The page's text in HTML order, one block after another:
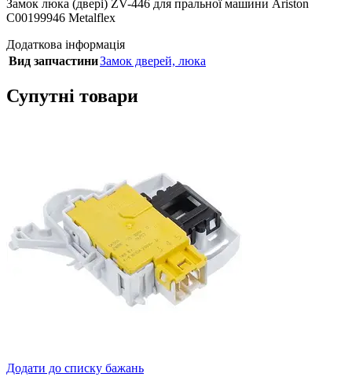
Замок люка (двері) ZV-446 для пральної машини Ariston
C00199946 Metalflex
Додаткова інформація
Вид запчастиниЗамок дверей, люка
Супутні товари
Додати до списку бажань